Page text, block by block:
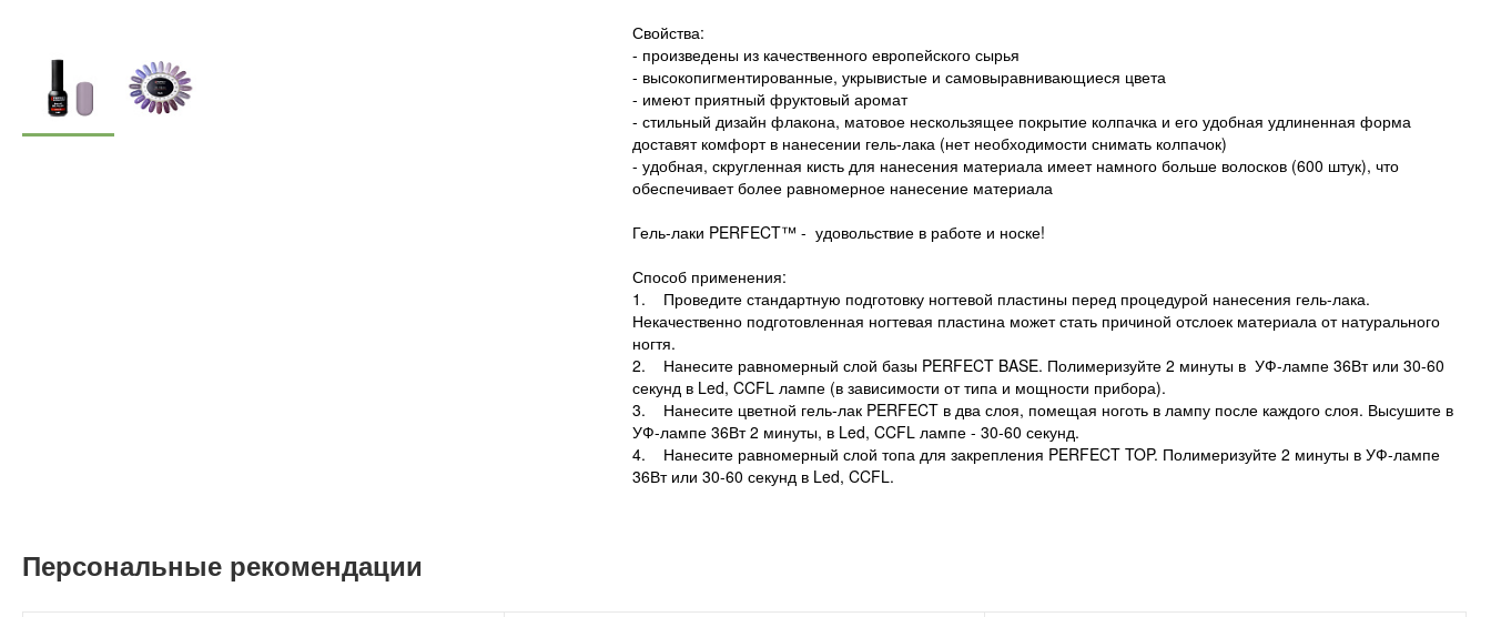
Свойства:
- произведены из качественного европейского сырья
- высокопигментированные, укрывистые и самовыравнивающиеся цвета
- имеют приятный фруктовый аромат
- стильный дизайн флакона, матовое нескользящее покрытие колпачка и его удобная удлиненная форма
доставят комфорт в нанесении гель-лака (нет необходимости снимать колпачок)
- удобная, скругленная кисть для нанесения материала имеет намного больше волосков (600 штук), что
обеспечивает более равномерное нанесение материала
Гель-лаки PERFECT™ - удовольствие в работе и носке!
Способ применения:
1. Проведите стандартную подготовку ногтевой пластины перед процедурой нанесения гель-лака.
Некачественно подготовленная ногтевая пластина может стать причиной отслоек материала от натурального
ногтя.
2. Нанесите равномерный слой базы PERFECT BASE. Полимеризуйте 2 минуты в УФ-лампе 36Вт или 30-60
секунд в Led, CCFL лампе (в зависимости от типа и мощности прибора).
3. Нанесите цветной гель-лак PERFECT в два слоя, помещая ноготь в лампу после каждого слоя. Высушите в
УФ-лампе 36Вт 2 минуты, в Led, CCFL лампе - 30-60 секунд.
4. Нанесите равномерный слой топа для закрепления PERFECT TOP. Полимеризуйте 2 минуты в УФ-лампе
36Вт или 30-60 секунд в Led, CCFL.
Персональные рекомендации